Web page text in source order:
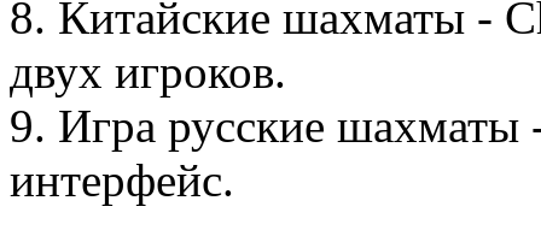
8. Китайские шахматы -
двух игроков.
9. Игра русские шахматы
интерфейс.